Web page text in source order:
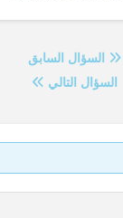
السؤال السابق
السؤال التالي